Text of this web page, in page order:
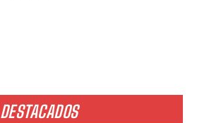
DESTACADOS